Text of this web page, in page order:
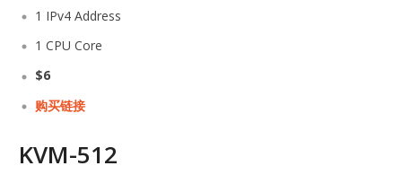
1 IPv4 Address
1 CPU Core
$6
购买链接
KVM-512